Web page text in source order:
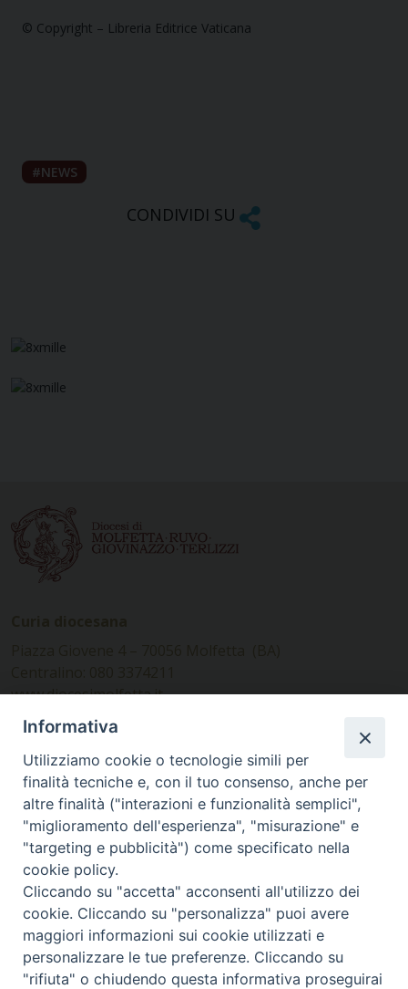
© Copyright – Libreria Editrice Vaticana
NEWS
CONDIVIDI SU
www.diocesimolfetta.it –
diocesimolfetta@pec.chiesacattolica.it
Ufficio Comunicazioni sociali
Piazza Giovene 4 – 70056 Molfetta (BA)
comunicazionisociali@diocesimolfetta.it
SEGUICI SU
Facebook
Instagram
X YouTube
Feed
Privacy Policy - trasparenza
Informativa
Utilizziamo cookie o tecnologie simili per
finalità tecniche e, con il tuo consenso, anche per
altre finalità ("interazioni e funzionalità semplici",
"miglioramento dell'esperienza", "misurazione" e
"targeting e pubblicità") come specificato nella
cookie policy.
Cliccando su "accetta" acconsenti all'utilizzo dei
cookie. Cliccando su "personalizza" puoi avere
maggiori informazioni sui cookie utilizzati e
personalizzare le tue preferenze. Cliccando su
"rifiuta" o chiudendo questa informativa proseguirai